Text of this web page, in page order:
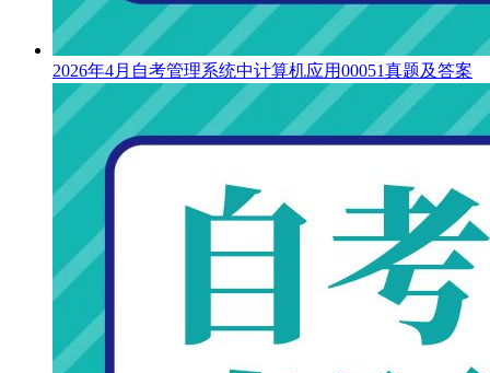
2026年4月自考管理系统中计算机应用00051真题及答案